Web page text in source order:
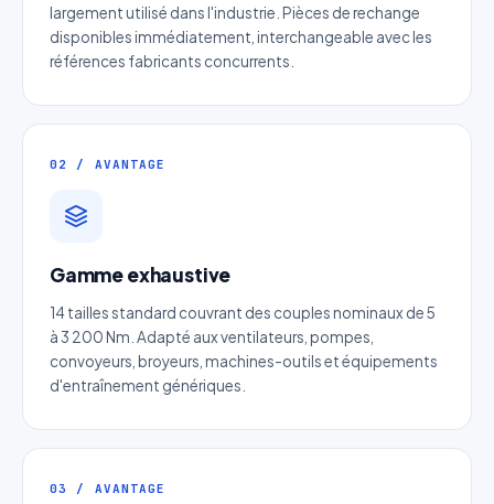
largement utilisé dans l'industrie. Pièces de rechange
disponibles immédiatement, interchangeable avec les
références fabricants concurrents.
02 / AVANTAGE
Gamme exhaustive
14 tailles standard couvrant des couples nominaux de 5
à 3 200 Nm. Adapté aux ventilateurs, pompes,
convoyeurs, broyeurs, machines-outils et équipements
d'entraînement génériques.
03 / AVANTAGE
et vis inox
Réponse sous 24h — Sans engagement
Nom complet*
Entreprise